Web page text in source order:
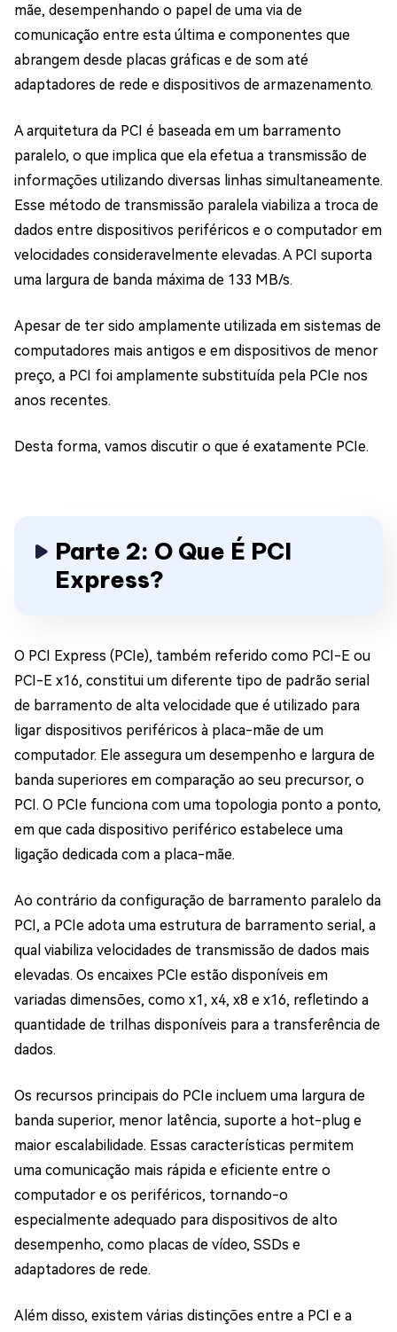
mãe, desempenhando o papel de uma via de
comunicação entre esta última e componentes que
abrangem desde placas gráficas e de som até
adaptadores de rede e dispositivos de armazenamento.
A arquitetura da PCI é baseada em um barramento
paralelo, o que implica que ela efetua a transmissão de
informações utilizando diversas linhas simultaneamente.
Esse método de transmissão paralela viabiliza a troca de
dados entre dispositivos periféricos e o computador em
velocidades consideravelmente elevadas. A PCI suporta
uma largura de banda máxima de 133 MB/s.
Apesar de ter sido amplamente utilizada em sistemas de
computadores mais antigos e em dispositivos de menor
preço, a PCI foi amplamente substituída pela PCIe nos
anos recentes.
Desta forma, vamos discutir o que é exatamente PCIe.
Parte 2: O Que É PCI
Express?
O PCI Express (PCIe), também referido como PCI-E ou
PCI-E x16, constitui um diferente tipo de padrão serial
de barramento de alta velocidade que é utilizado para
ligar dispositivos periféricos à placa-mãe de um
computador. Ele assegura um desempenho e largura de
banda superiores em comparação ao seu precursor, o
PCI. O PCIe funciona com uma topologia ponto a ponto,
em que cada dispositivo periférico estabelece uma
ligação dedicada com a placa-mãe.
Ao contrário da configuração de barramento paralelo da
PCI, a PCIe adota uma estrutura de barramento serial, a
qual viabiliza velocidades de transmissão de dados mais
elevadas. Os encaixes PCIe estão disponíveis em
variadas dimensões, como x1, x4, x8 e x16, refletindo a
quantidade de trilhas disponíveis para a transferência de
dados.
Os recursos principais do PCIe incluem uma largura de
banda superior, menor latência, suporte a hot-plug e
maior escalabilidade. Essas características permitem
uma comunicação mais rápida e eficiente entre o
computador e os periféricos, tornando-o
especialmente adequado para dispositivos de alto
desempenho, como placas de vídeo, SSDs e
adaptadores de rede.
Além disso, existem várias distinções entre a PCI e a